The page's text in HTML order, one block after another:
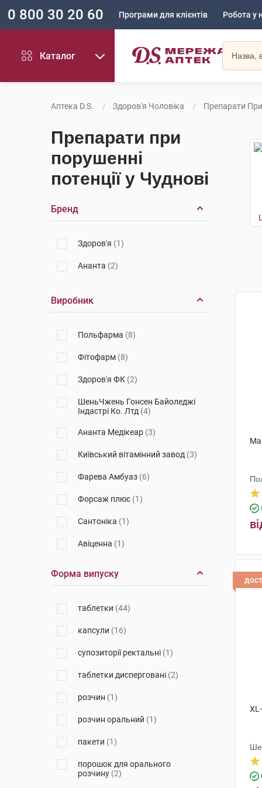
0 800 30 20 60 Програми для клієнтів Робота у
Каталог
Аптека D.S. Здоров'я Чоловіка Препарати При
Препарати при
порушенні
потенції у Чуднові
Бренд
Здоров'я (1)
Ананта (2)
Виробник
Польфарма (8)
Фітофарм (8)
Здоров'я ФК (2)
ШеньЧжень Гонсен Байоледжі
Індастрі Ко. Лтд (4)
Ананта Медікеар (3)
Київський вітамінний завод (3)
Фарева Амбуаз (6)
Форсаж плюс (1)
Сантоніка (1)
Авіценна (1)
Лабораторіз
Ко(1)
Хербіон Пакистан Прайвет
Софарма (2)
Чжин Юань Тхан
Ліллі дель Карібе (5)
Мега Лайфсайенсіз
КРКА(1)
Форма випуску
таблетки (44)
капсули (16)
супозиторії ректальні (1)
таблетки дисперговані (2)
розчин (1)
розчин оральний (1)
пакети (1)
порошок для орального
розчину (2)